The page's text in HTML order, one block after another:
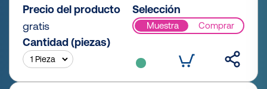
Precio del producto
gratis
Selección
Muestra Comprar
Cantidad (piezas)